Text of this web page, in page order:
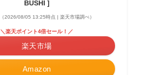
BUSHI ]
（2026/08/05 13:25時点 | 楽天市場調べ）
Amazon
＼楽天ポイント4倍セール！／
楽天市場